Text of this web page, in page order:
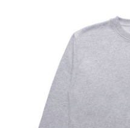
購入完了メールが来ない
ギフトラッピングに関して
Contact